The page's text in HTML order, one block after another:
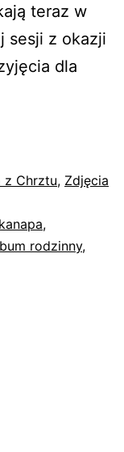
teraz w
sesji z okazji
dla
z Chrztu, Zdjęcia
kanapa,
rodzinny,